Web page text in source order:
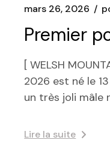
mars 26, 2026
Premier
[ WELSH
2026 est né le
un très joli mâle
Lire la suite